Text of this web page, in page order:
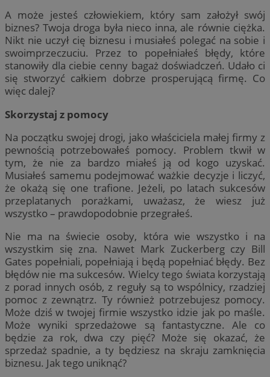
A może jesteś człowiekiem, który sam założył swój
biznes? Twoja droga była nieco inna, ale równie ciężka.
Nikt nie uczył cię biznesu i musiałeś polegać na sobie i
swoimprzeczuciu. Przez to popełniałeś błędy, które
stanowiły dla ciebie cenny bagaż doświadczeń. Udało ci
się stworzyć całkiem dobrze prosperującą firmę. Co
więc dalej?
Skorzystaj z pomocy
Na początku swojej drogi, jako właściciela małej firmy z
pewnością potrzebowałeś pomocy. Problem tkwił w
tym, że nie za bardzo miałeś ją od kogo uzyskać.
Musiałeś samemu podejmować ważkie decyzje i liczyć,
że okażą się one trafione. Jeżeli, po latach sukcesów
przeplatanych porażkami, uważasz, że wiesz już
wszystko – prawdopodobnie przegrałeś.
Nie ma na świecie osoby, która wie wszystko i na
wszystkim się zna. Nawet Mark Zuckerberg czy Bill
Gates popełniali, popełniają i będą popełniać błędy. Bez
błędów nie ma sukcesów. Wielcy tego świata korzystają
z porad innych osób, z reguły są to wspólnicy, rzadziej
pomoc z zewnątrz. Ty również potrzebujesz pomocy.
Może dziś w twojej firmie wszystko idzie jak po maśle.
Może wyniki sprzedażowe są fantastyczne. Ale co
będzie za rok, dwa czy pięć? Może się okazać, że
sprzedaż spadnie, a ty będziesz na skraju zamknięcia
biznesu. Jak tego uniknąć?